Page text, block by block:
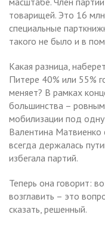
товарищей. Это 16
специальные
такого не было и в
Какая разница,
Питере 40% или 55%
меняет? В рамках
большинства –
мобилизации под
Валентина Матвиенко
всегда держалась
избегала партий.
Теперь она говорит:
возглавить – это
сказать, решенный.